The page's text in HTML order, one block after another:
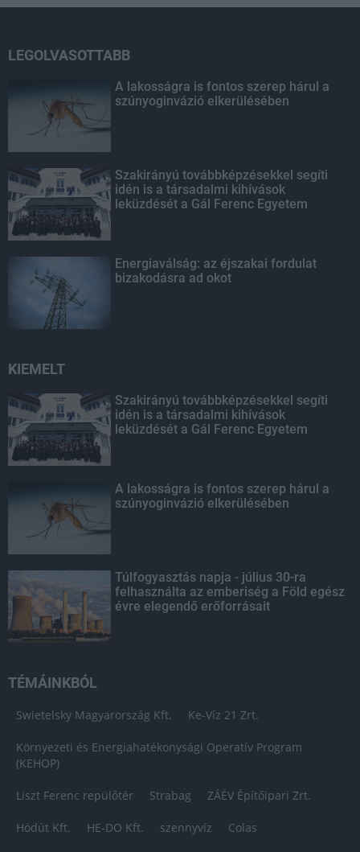
LEGOLVASOTTABB
A lakosságra is fontos szerep hárul a
szúnyoginvázió elkerülésében
Szakirányú továbbképzésekkel segíti
idén is a társadalmi kihívások
leküzdését a Gál Ferenc Egyetem
Energiaválság: az éjszakai fordulat
bizakodásra ad okot
KIEMELT
Szakirányú továbbképzésekkel segíti
idén is a társadalmi kihívások
leküzdését a Gál Ferenc Egyetem
A lakosságra is fontos szerep hárul a
szúnyoginvázió elkerülésében
Túlfogyasztás napja - július 30-ra
felhasználta az emberiség a Föld egész
évre elegendő erőforrásait
TÉMÁINKBÓL
Swietelsky Magyarország Kft. Ke-Víz 21 Zrt.
Környezeti és Energiahatékonysági Operatív Program
(KEHOP)
Liszt Ferenc repülőtér Strabag ZÁÉV Építőipari Zrt.
Hódút Kft. HE-DO Kft. szennyvíz Colas